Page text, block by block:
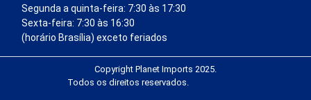
Segunda a quinta-feira: 7:30 às 17:30
Sexta-feira: 7:30 às 16:30
(horário Brasília) exceto feriados
Copyright Planet Imports 2025.
Todos os direitos reservados.